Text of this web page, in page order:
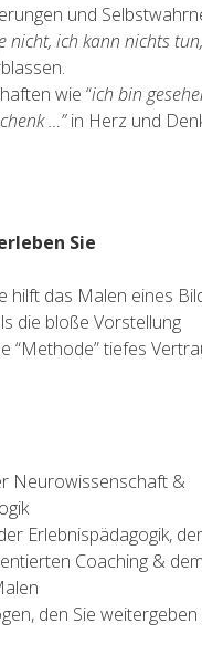
und
nicht, ich kann nichts
wie “ich bin
…”in Herz und
Sie
hilft das Malen eines
die bloße Vorstellung
“Methode” tiefes
Neurowissenschaft &
Erlebnispädagogik,
Coaching &
den Sie